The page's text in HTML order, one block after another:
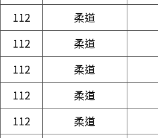
112
柔道
112
柔道
112
柔道
112
柔道
112
柔道